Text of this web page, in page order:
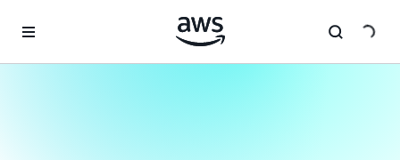
Überspringen zum Hauptinhalt